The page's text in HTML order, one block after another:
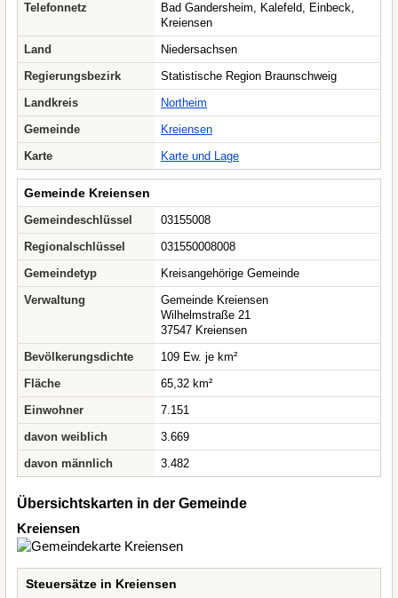
Telefonnetz
Bad Gandersheim, Kalefeld, Einbeck,
Kreiensen
Land
Niedersachsen
Regierungsbezirk
Statistische Region Braunschweig
Landkreis
Northeim
Gemeinde
Kreiensen
Karte
Karte und Lage
Gemeinde Kreiensen
Gemeindeschlüssel
03155008
Regionalschlüssel
031550008008
Gemeindetyp
Kreisangehörige Gemeinde
Verwaltung
Gemeinde Kreiensen
Wilhelmstraße 21
37547 Kreiensen
Bevölkerungsdichte
109 Ew. je km²
Fläche
65,32 km²
Einwohner
7.151
davon weiblich
3.669
davon männlich
3.482
Übersichtskarten in der Gemeinde
Kreiensen
Steuersätze in Kreiensen